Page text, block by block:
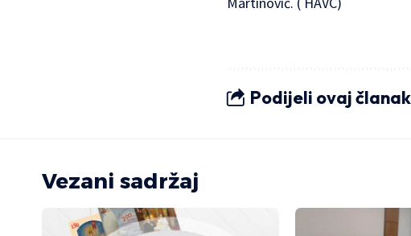
Podijeli ovaj članak
Vezani sadržaj